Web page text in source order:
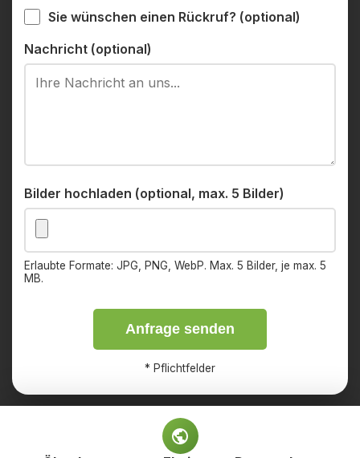
Sie wünschen einen Rückruf? (optional)
Nachricht (optional)
Bilder hochladen (optional, max. 5 Bilder)
Erlaubte Formate: JPG, PNG, WebP. Max. 5 Bilder, je max. 5
MB.
Anfrage senden
* Pflichtfelder